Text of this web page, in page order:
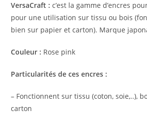
VersaCraft : c’est la gamme d’encres
pour une utilisation sur tissu ou bois
bien sur papier et carton). Marque
Couleur : Rose pink
Particularités de ces encres :
– Fonctionnent sur tissu (coton, soie,..),
carton